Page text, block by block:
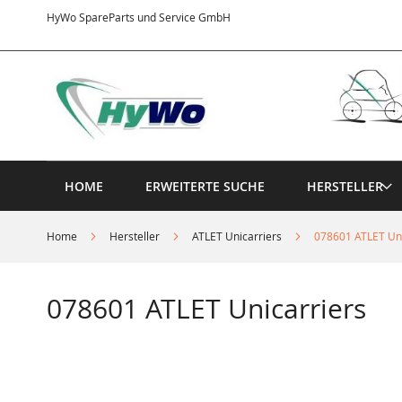
HyWo SpareParts und Service GmbH
Inhalt
HOME ERWEITERTE SUCHE HERSTELLER
Home Hersteller ATLET Unicarriers 078601 ATLET
078601 ATLET Unicarriers